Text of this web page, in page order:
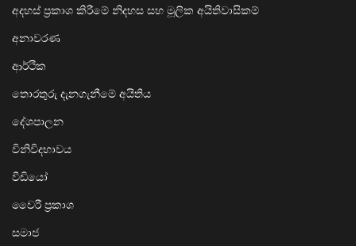
අදහස් ප්‍රකාශ කිරීමේ නිදහස සහ මූලික අයිතිවාසිකම්
අනාවරණ
ආර්ථික
තොරතුරු දැනගැනීමේ අයිතිය
දේශපාලන
විනිවිදභාවය
වීඩියෝ
වෛරී ප්‍රකාශ
සමාජ